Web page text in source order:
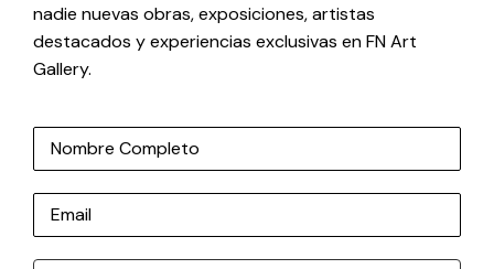
nadie nuevas obras, exposiciones, artistas
destacados y experiencias exclusivas en FN Art
Gallery.
Nombre Completo
Email